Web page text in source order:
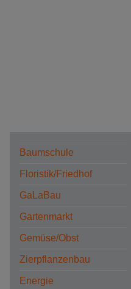
Baumschule
Floristik/Friedhof
GaLaBau
Gartenmarkt
Gemüse/Obst
Zierpflanzenbau
Energie